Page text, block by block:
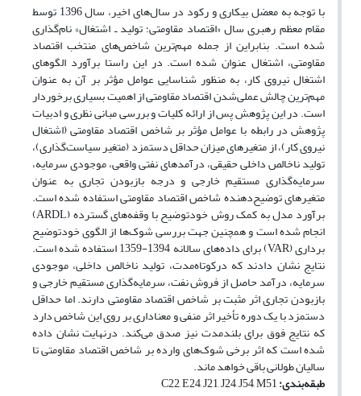
با توجه به معضل بیکاری و رکود در سال‌های اخیر، سال 1396 توسط
مقام معظم رهبری سال «اقتصاد مقاومتی؛ تولید ـ اشتغال» نام‌گذاری
شده است. بنابراین از جمله مهم‌ترین شاخص‌های منتخب اقتصاد
مقاومتی، اشتغال عنوان شده است. در این راستا برآورد الگوهای
اشتغال نیروی کار، به منظور شناسایی عوامل مؤثر بر آن به عنوان
مهم‌ترین چالش عملی‌شدن اقتصاد مقاومتی از اهمیت بسیاری برخوردار
است. در این پژوهش پس از ارائه کلیات و بررسی مبانی نظری و ادبیات
پژوهش در رابطه با عوامل مؤثر بر شاخص اقتصاد مقاومتی (اشتغال
نیروی کار)، از متغیرهای میزان حداقل دستمزد (متغیر سیاست‌گذاری)،
تولید ناخالص داخلی حقیقی، درآمدهای نفتی واقعی، موجودی سرمایه،
سرمایه‌گذاری مستقیم خارجی و درجه بازبودن تجاری به عنوان
متغیرهای توضیح‌دهنده شاخص اقتصاد مقاومتی استفاده شده است.
برآورد مدل به کمک روش خود‌توضیح با وقفه‌های گسترده (ARDL)
انجام شده است و همچنین جهت بررسی شوک‌ها از الگوی خودتوضیح
برداری (VAR) برای داده‌های سالانه 1394-1359 استفاده شده است.
نتایج نشان دادند که درکوتاه‌مدت، تولید ناخالص داخلی، موجودی
سرمایه، درآمد حاصل از فروش نفت، سرمایه‌گذاری مستقیم خارجی و
بازبودن تجاری اثر مثبت بر شاخص اقتصاد مقاومتی دارند. اما حداقل
دستمزد با یک دوره تأخیر اثر منفی و معناداری بر روی این شاخص دارد
که نتایج فوق برای بلند‌مدت نیز صدق می‌کند. درنهایت نشان داده
شده است که اثر برخی شوک‌های وارده بر شاخص اقتصاد مقاومتی تا
سالیان طولانی باقی خواهد ماند.
طبقه‌بندی: